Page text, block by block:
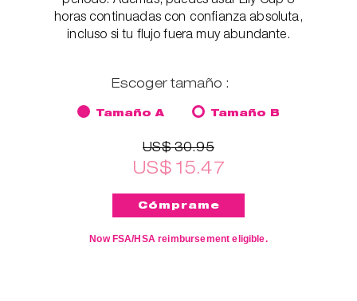
horas continuadas con confianza absoluta,
incluso si tu flujo fuera muy abundante.
Escoger tamaño :
Tamaño A Tamaño B
US$ 30.95
US$ 15.47
Now FSA/HSA reimbursement eligible.